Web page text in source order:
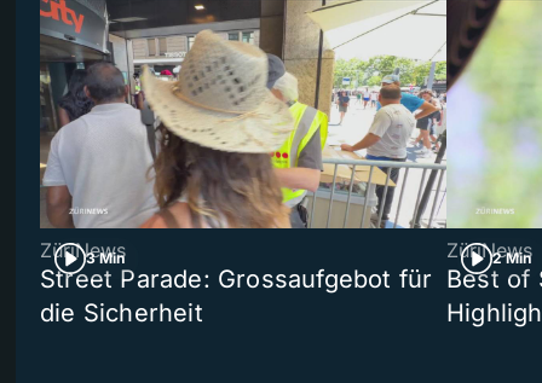
3 Min
ZüriNews
Street Parade: Grossaufgebot für
die Sicherheit
2 Min
ZüriNews
Best of